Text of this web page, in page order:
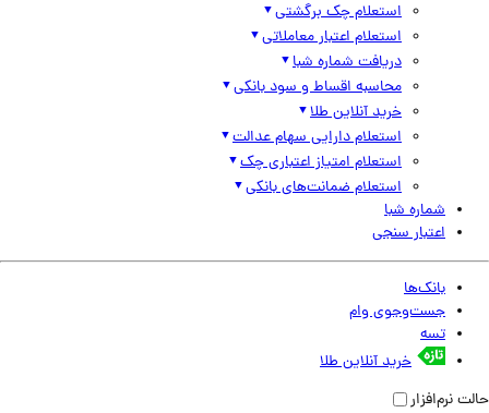
استعلام چک برگشتی
استعلام اعتبار معاملاتی
دریافت شماره شبا
محاسبه اقساط و سود بانکی
خرید آنلاین طلا
استعلام دارایی سهام عدالت
استعلام امتیاز اعتباری چک
استعلام ضمانت‌های بانکی
شماره شبا
اعتبار سنجی
بانک‌ها
جست‌وجوی وام
تسه
خرید آنلاین طلا